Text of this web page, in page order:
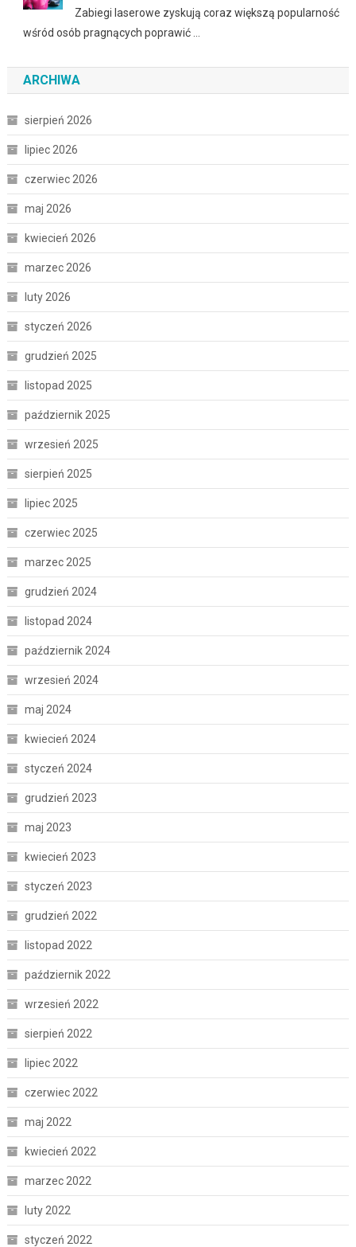
Zabiegi laserowe zyskują coraz większą popularność
wśród osób pragnących poprawić …
ARCHIWA
sierpień 2026
lipiec 2026
czerwiec 2026
maj 2026
kwiecień 2026
marzec 2026
luty 2026
styczeń 2026
grudzień 2025
listopad 2025
październik 2025
wrzesień 2025
sierpień 2025
lipiec 2025
czerwiec 2025
marzec 2025
grudzień 2024
listopad 2024
październik 2024
wrzesień 2024
maj 2024
kwiecień 2024
styczeń 2024
grudzień 2023
maj 2023
kwiecień 2023
styczeń 2023
grudzień 2022
listopad 2022
październik 2022
wrzesień 2022
sierpień 2022
lipiec 2022
czerwiec 2022
maj 2022
kwiecień 2022
marzec 2022
luty 2022
styczeń 2022